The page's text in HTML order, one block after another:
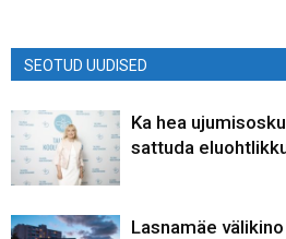
SEOTUD UUDISED
Ka hea
sattuda
Lasnamäe